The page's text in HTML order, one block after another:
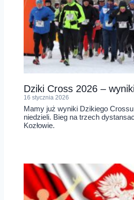
Dziki Cross 2026 –
16 stycznia 2026
Mamy już wyniki Dzikiego
niedzieli. Bieg na trzech
Kozłowie.